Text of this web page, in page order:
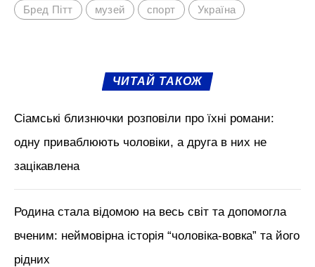
Бред Пітт музей спорт Україна
ЧИТАЙ ТАКОЖ
Сіамські близнючки розповіли про їхні романи:
одну приваблюють чоловіки, а друга в них не
зацікавлена
Родина стала відомою на весь світ та допомогла
вченим: неймовірна історія “чоловіка-вовка” та його
рідних